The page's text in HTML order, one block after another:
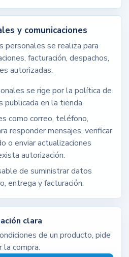
y comunicaciones
se realiza para
facturación, despachos,
autorizadas.
se rige por la política de
en la tienda.
como correo, teléfono,
responder mensajes, verificar
o enviar actualizaciones
autorización.
de suministrar datos
entrega y facturación.
clara
de un producto, pide
la compra.